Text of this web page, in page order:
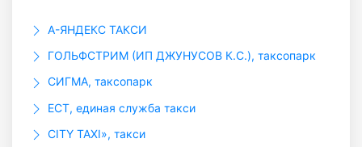
А-ЯНДЕКС ТАКСИ
ГОЛЬФСТРИМ (ИП ДЖУНУСОВ К.С.), таксопарк
СИГМА, таксопарк
ЕСТ, единая служба такси
CITY TAXI», такси